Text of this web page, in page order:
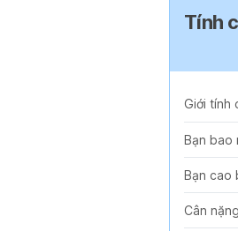
Tính
Giới tính
Bạn bao
Bạn cao
Cân